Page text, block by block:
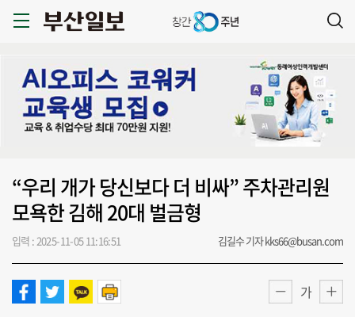
“우리 개가 당신보다 더 비싸” 주차관리원
모욕한 김해 20대 벌금형
입력 : 2025-11-05 11:16:51 김길수 기자 kks66@busan.com
가